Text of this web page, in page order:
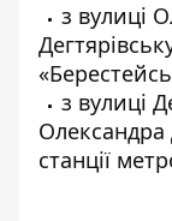
з вулиці
з вулиці
станції